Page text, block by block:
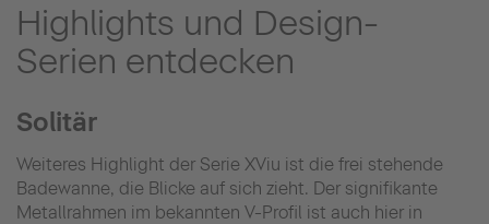
Highlights und Design-
Serien entdecken
Solitär
Weiteres Highlight der Serie XViu ist die frei stehende
Badewanne, die Blicke auf sich zieht. Der signifikante
Metallrahmen im bekannten V-Profil ist auch hier in